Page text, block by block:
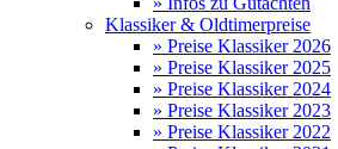
Klassiker & Oldtimerpreise
» Preise Klassiker 2026
» Preise Klassiker 2025
» Preise Klassiker 2024
» Preise Klassiker 2023
» Preise Klassiker 2022